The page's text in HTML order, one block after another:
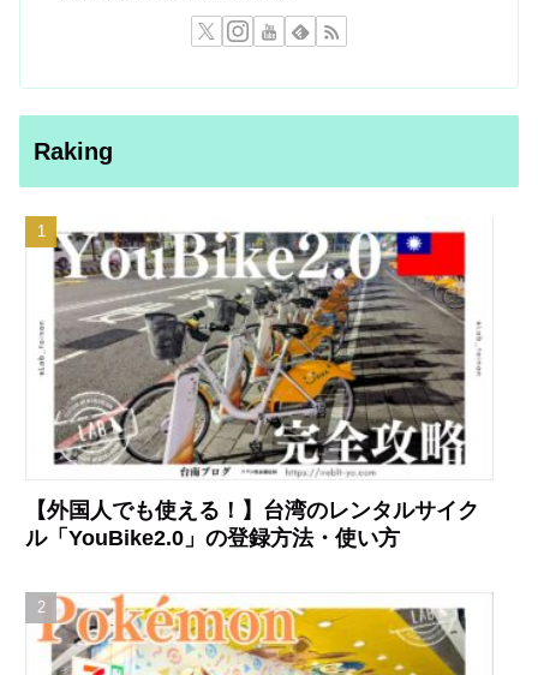
Raking
【外国人でも使える！】台湾のレンタルサイク
ル「YouBike2.0」の登録方法・使い方